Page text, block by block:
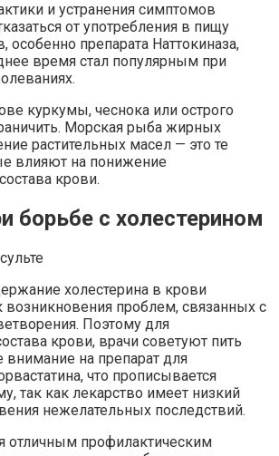
и устранения симптомов
от употребления в пищу
препарата Наттокиназа,
время стал популярным при
.
куркумы, чеснока или острого
Морская рыба жирных
растительных масел — это те
влияют на понижение
крови.
борьбе с холестерином
холестерина в крови
возникновения проблем, связанных с
Поэтому для
крови, врачи советуют пить
внимание на препарат для
что прописывается
так как лекарство имеет низкий
нежелательных последствий.
отличным профилактическим